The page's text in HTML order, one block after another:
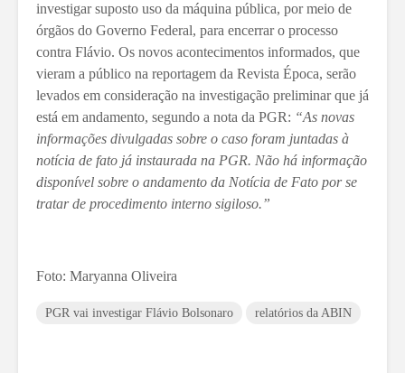
investigar suposto uso da máquina pública, por meio de
órgãos do Governo Federal, para encerrar o processo
contra Flávio. Os novos acontecimentos informados, que
vieram a público na reportagem da Revista Época, serão
levados em consideração na investigação preliminar que já
está em andamento, segundo a nota da PGR: “As novas
informações divulgadas sobre o caso foram juntadas à
notícia de fato já instaurada na PGR. Não há informação
disponível sobre o andamento da Notícia de Fato por se
tratar de procedimento interno sigiloso.”
Foto: Maryanna Oliveira
PGR vai investigar Flávio Bolsonaro relatórios da ABIN